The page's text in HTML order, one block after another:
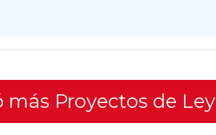
Proyectos de Ley